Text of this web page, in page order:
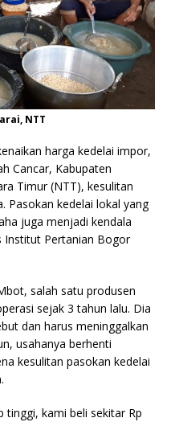
NTT
harga kedelai impor,
Cancar, Kabupaten
Timur (NTT), kesulitan
Pasokan kedelai lokal yang
juga menjadi kendala
Institut Pertanian Bogor
salah satu produsen
sejak 3 tahun lalu. Dia
dan harus meninggalkan
usahanya berhenti
kesulitan pasokan kedelai
tinggi, kami beli sekitar Rp